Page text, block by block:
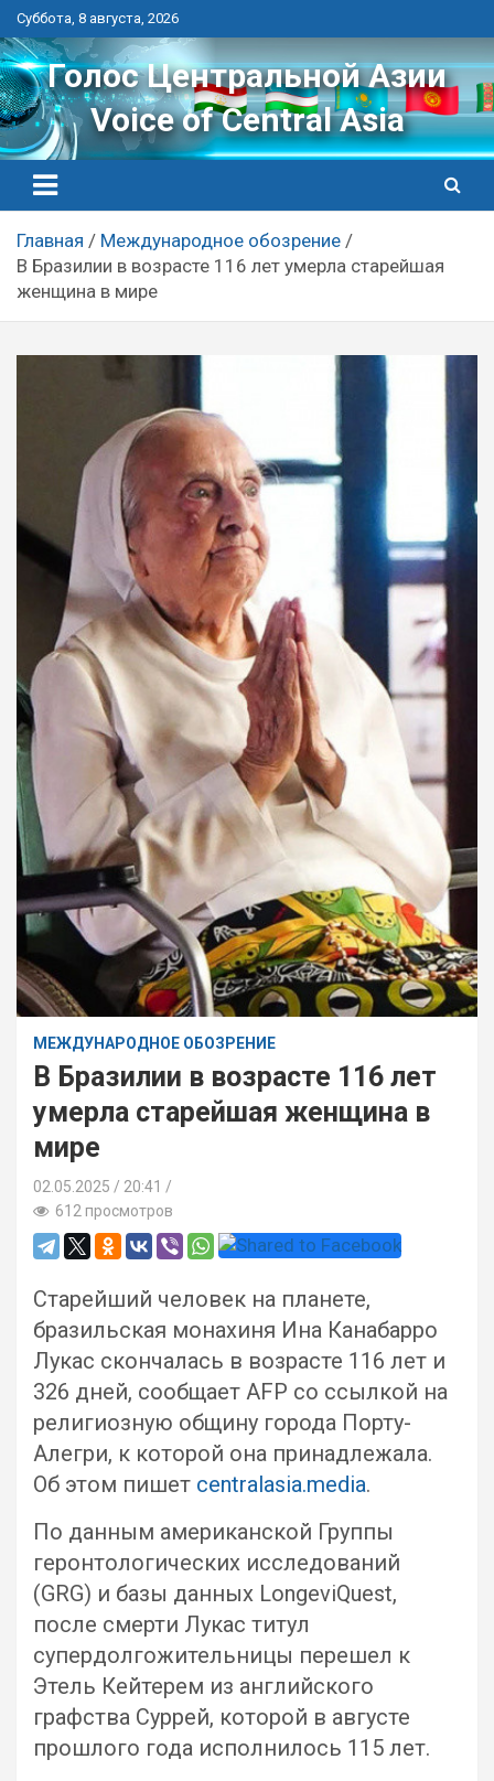
Перейти
к
контенту
Суббота, 8 августа, 2026
Голос Центральной Азии
Voice of Central Asia
Главная
Международное обозрение
В Бразилии в возрасте 116 лет умерла старейшая
женщина в мире
МЕЖДУНАРОДНОЕ ОБОЗРЕНИЕ
В Бразилии в возрасте 116 лет
умерла старейшая женщина в
мире
02.05.2025
20:41 /
612 просмотров
Старейший человек на планете,
бразильская монахиня Ина Канабарро
Лукас скончалась в возрасте 116 лет и
326 дней, сообщает AFP со ссылкой на
религиозную общину города Порту-
Алегри, к которой она принадлежала.
Об этом пишет centralasia.media.
По данным американской Группы
геронтологических исследований
(GRG) и базы данных LongeviQuest,
после смерти Лукас титул
супердолгожительницы перешел к
Этель Кейтерем из английского
графства Суррей, которой в августе
прошлого года исполнилось 115 лет.